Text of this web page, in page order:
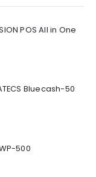
POS All in One
Bluecash-50
500